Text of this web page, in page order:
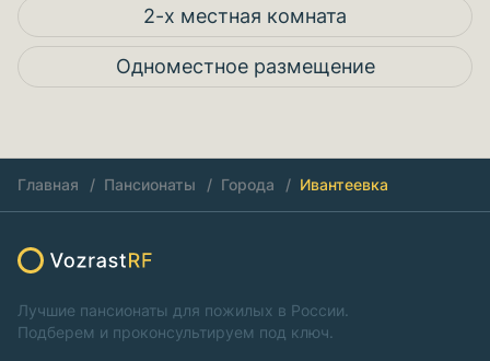
2-х местная комната
Одноместное размещение
Главная Пансионаты Города Ивантеевка
Лучшие пансионаты для пожилых в России.
Подберем и проконсультируем под ключ.